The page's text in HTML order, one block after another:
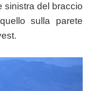
sinistra del braccio
sulla parete